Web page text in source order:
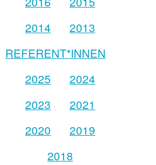
2014
2013
REFERENT*INNEN
2025
2024
2023
2021
2020
2019
2018